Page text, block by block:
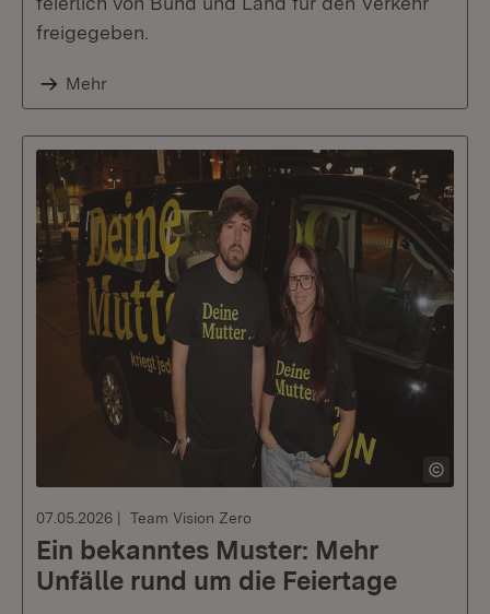
freigegeben.
Mehr
07.05.2026 Team Vision Zero
Ein bekanntes Muster: Mehr
Unfälle rund um die Feiertage